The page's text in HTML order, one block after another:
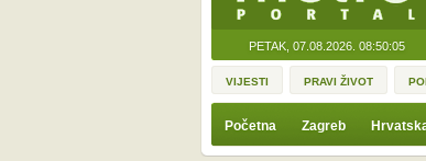
PETAK, 07.08.2026. 08:50:05
VIJESTI PRAVI ŽIVOT
Početna Zagreb